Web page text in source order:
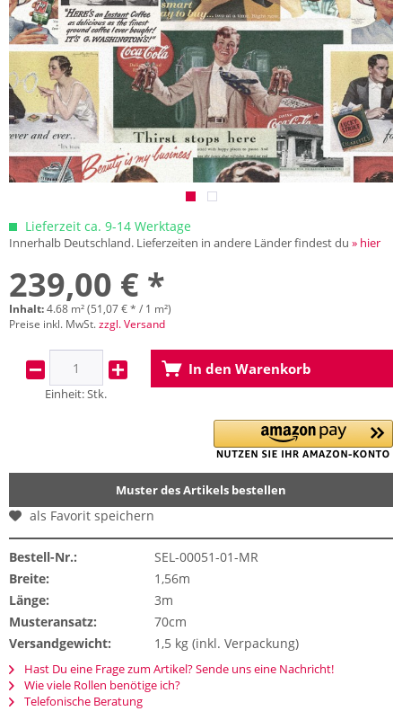
Lieferzeit ca. 9-14 Werktage
Innerhalb Deutschland. Lieferzeiten in andere Länder findest du » hier
239,00 € *
Inhalt:4.68 m² (51,07 € * / 1 m²)
Preise inkl. MwSt.zzgl. Versand
Einheit:Stk.
In den Warenkorb
Muster des Artikels bestellen
als Favorit speichern
Bestell-Nr.:
SEL-00051-01-MR
Breite:
1,56m
Länge:
3m
Musteransatz:
70cm
Versandgewicht:
1,5 kg (inkl. Verpackung)
Hast Du eine Frage zum Artikel? Sende uns eine Nachricht!
Wie viele Rollen benötige ich?
Telefonische Beratung